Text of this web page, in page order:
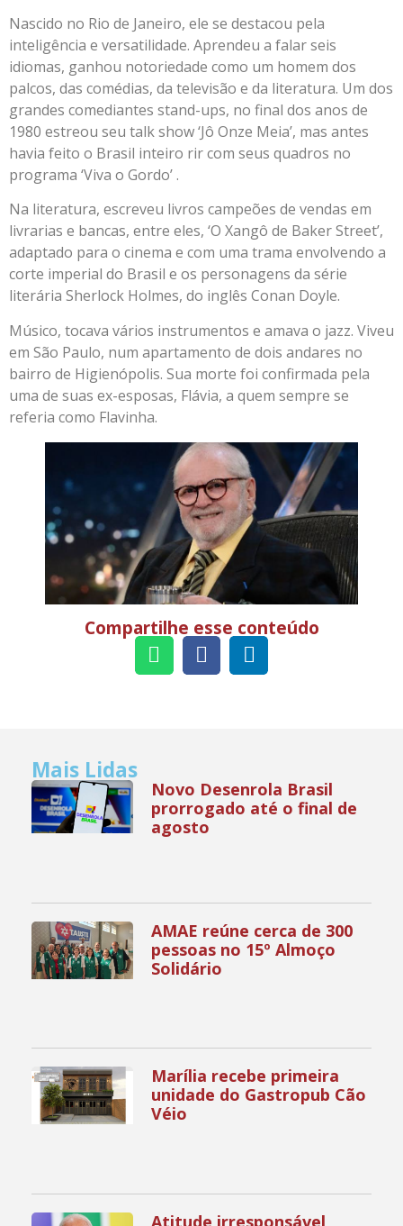
Nascido no Rio de Janeiro, ele se destacou pela
inteligência e versatilidade. Aprendeu a falar seis
idiomas, ganhou notoriedade como um homem dos
palcos, das comédias, da televisão e da literatura. Um dos
grandes comediantes stand-ups, no final dos anos de
1980 estreou seu talk show ‘Jô Onze Meia’, mas antes
havia feito o Brasil inteiro rir com seus quadros no
programa ‘Viva o Gordo’ .
Na literatura, escreveu livros campeões de vendas em
livrarias e bancas, entre eles, ‘O Xangô de Baker Street’,
adaptado para o cinema e com uma trama envolvendo a
corte imperial do Brasil e os personagens da série
literária Sherlock Holmes, do inglês Conan Doyle.
Músico, tocava vários instrumentos e amava o jazz. Viveu
em São Paulo, num apartamento de dois andares no
bairro de Higienópolis. Sua morte foi confirmada pela
uma de suas ex-esposas, Flávia, a quem sempre se
referia como Flavinha.
Compartilhe esse conteúdo
Mais Lidas
Novo Desenrola Brasil
prorrogado até o final de
agosto
AMAE reúne cerca de 300
pessoas no 15º Almoço
Solidário
Marília recebe primeira
unidade do Gastropub Cão
Véio
Atitude irresponsável,